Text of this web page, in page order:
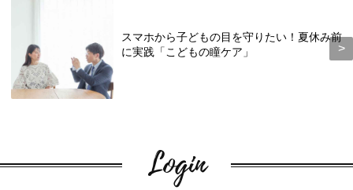
スマホから子どもの目を守りたい！夏休み前
に実践「こどもの瞳ケア」
Login